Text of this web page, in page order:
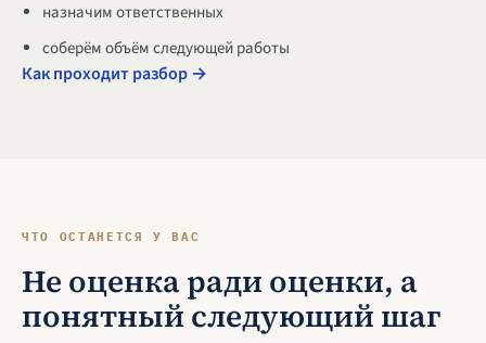
назначим ответственных
соберём объём следующей работы
Как проходит разбор →
ЧТО ОСТАНЕТСЯ У ВАС
Не оценка ради оценки, а
понятный следующий шаг